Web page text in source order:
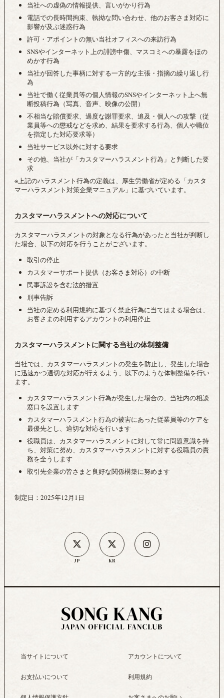
当社への虚偽の情報提供、言いがかり行為
電話での長時間拘束、執拗な問い合わせ、他のお客さま対応に
影響が及ぶ迷惑行為
許可・アポイントの無い当社オフィスへの来訪行為
SNSやインターネット上の誹謗中傷、マスコミへの暴露をほの
めかす行為
当社が回答した事柄に対する一方的な主張・指摘の繰り返し行
為
当社で働く従業員等の個人情報のSNSやインターネット上へ無
断投稿行為（写真、音声、映像の公開）
不相当な賠償要求、過度な謝罪要求、追及・個人への攻撃（従
業員等への懲戒などを求め、結果を要求する行為、個人や職位
を指定した対応要求等）
当社サービス以外に対する要求
その他、当社が「カスタマーハラスメント行為」と判断した要
求
※上記のハラスメント行為の定義は、厚生労働省が定める「カスタ
マーハラスメント対策企業マニュアル」に基づいています。
カスタマーハラスメントへの対応について
カスタマーハラスメントの対象となる行為があったと当社が判断し
た場合、以下の対応を行うことがございます。
取引の停止
カスタマーサポート提供（お客さま対応）の中断
民事訴訟を含む法的措置
刑事告訴
当社の定める利用規約に基づく禁止行為に当てはまる場合は、
お客さまの利用するアカウントの利用停止
カスタマーハラスメントに関する当社の体制整備
当社では、カスタマーハラスメントの発生を防止し、発生した場合
に迅速かつ適切な対応が行えるよう、以下のような体制整備を行い
ます。
カスタマーハラスメント行為が発生した場合の、当社内の相談
窓口を設置します
カスタマーハラスメント行為の被害にあった従業員等のケアを
最優先とし、適切な対応を行います
役職員は、カスタマーハラスメントに対して常に問題意識を持
ち、対策に努め、カスタマーハラスメントに対する役職員の責
務を全うします
取引先企業の皆さまと良好な関係構築に努めます
制定日：2025年12月1日
JP KR
当サイトについて アカウントについて
お支払いについて 利用規約